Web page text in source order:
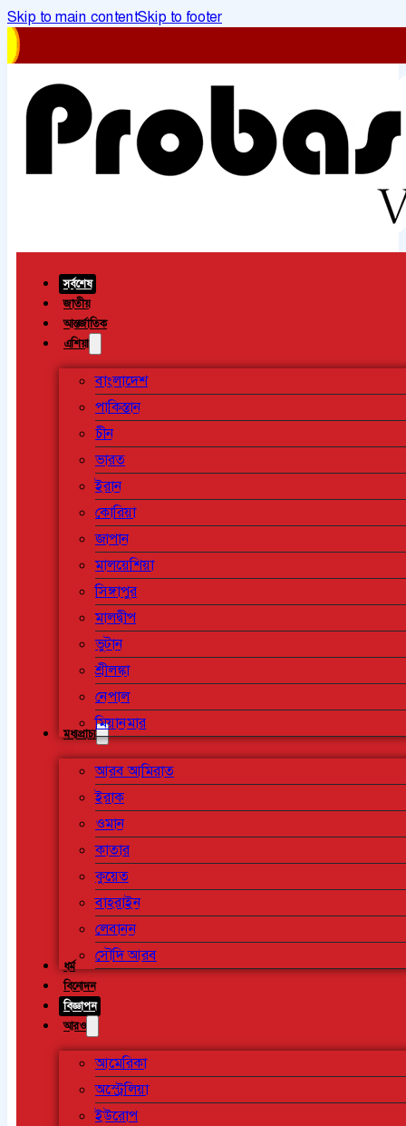
Skip to main contentSkip to footer
সর্বশেষ
জাতীয়
আন্তর্জাতিক
এশিয়া
বাংলাদেশ
পাকিস্তান
চীন
ভারত
ইরান
কোরিয়া
জাপান
মালয়েশিয়া
সিঙ্গাপুর
মালদ্বীপ
ভুটান
শ্রীলঙ্কা
নেপাল
মিয়ানমার
মধ্যপ্রাচ্য
আরব আমিরাত
ইরাক
ওমান
কাতার
কুয়েত
বাহরাইন
লেবানন
সৌদি আরব
ধর্ম
বিনোদন
বিজ্ঞাপন
আরও
আমেরিকা
অস্ট্রেলিয়া
ইউরোপ